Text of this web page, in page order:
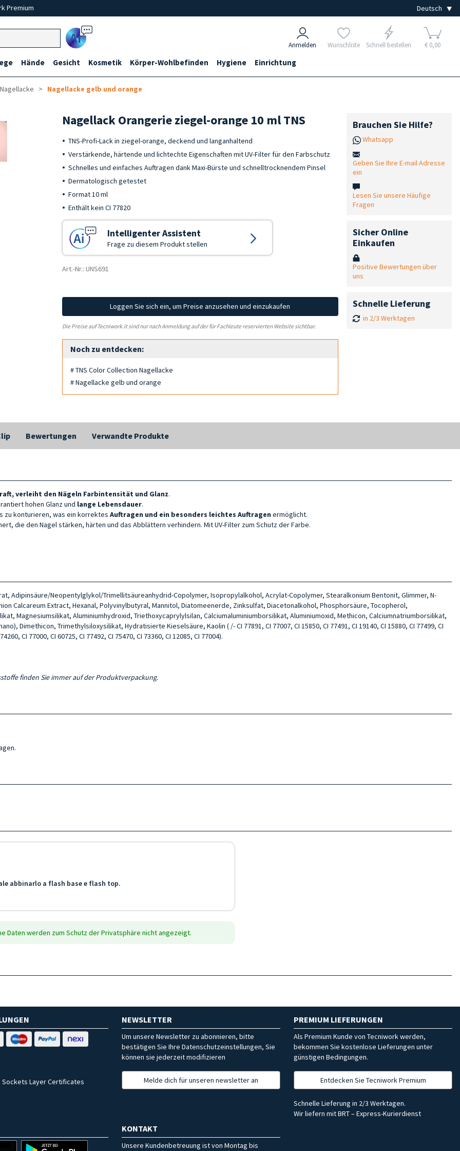
Premium
Ai Anmelden Wunschliste Schnell bestellen € 0,00
Hände Gesicht Kosmetik Körper-Wohlbefinden Hygiene Einrichtung
Nagellacke gelb und orange
Nagellack Orangerie ziegel-orange 10 ml TNS
TNS-Profi-Lack in ziegel-orange, deckend und langanhaltend
Verstärkende, härtende und lichtechte Eigenschaften mit UV-Filter für den Farbschutz
Schnelles und einfaches Auftragen dank Maxi-Bürste und schnelltrocknendem Pinsel
Dermatologisch getestet
Format 10 ml
Enthält kein CI 77820
Intelligenter Assistent
Frage zu diesem Produkt stellen
Art.-Nr.: UNS691
Loggen Sie sich ein, um Preise anzusehen und einzukaufen
Die Preise auf Tecniwork.it sind nur nach Anmeldung auf der für Fachleute reservierten Website sichtbar.
Noch zu entdecken:
# TNS Color Collection Nagellacke
# Nagellacke gelb und orange
Brauchen Sie Hilfe?
Whatsapp
Geben Sie Ihre E-mail Adresse
ein
Lesen Sie unsere Häufige
Fragen
Sicher Online
Einkaufen
Positive Bewertungen über
uns
Schnelle Lieferung
in 2/3 Werktagen
Bewertungen Verwandte Produkte
verleiht den Nägeln Farbintensität und Glanz.
hohen Glanz und lange Lebensdauer.
zu konturieren, was ein korrektes Auftragen und ein besonders leichtes Auftragen ermöglicht.
die den Nagel stärken, härten und das Abblättern verhindern. Mit UV-Filter zum Schutz der Farbe.
Adipinsäure/Neopentylglykol/Trimellitsäureanhydrid-Copolymer, Isopropylalkohol, Acrylat-Copolymer, Stearalkonium Bentonit, Glimmer, N-
Calcareum Extract, Hexanal, Polyvinylbutyral, Mannitol, Diatomeenerde, Zinksulfat, Diacetonalkohol, Phosphorsäure, Tocopherol,
Magnesiumsilikat, Aluminiumhydroxid, Triethoxycaprylylsilan, Calciumaluminiumborsilikat, Aluminiumoxid, Methicon, Calciumnatriumborsilikat,
Dimethicon, Trimethylsiloxysilikat, Hydratisierte Kieselsäure, Kaolin ( /- CI 77891, CI 77007, CI 15850, CI 77491, CI 19140, CI 15880, CI 77499, CI
CI 77000, CI 60725, CI 77492, CI 75470, CI 73360, CI 12085, CI 77004).
finden Sie immer auf der Produktverpackung.
abbinarlo a flash base e flash top.
Daten werden zum Schutz der Privatsphäre nicht angezeigt.
Sockets Layer Certificates
NEWSLETTER
Um unsere Newsletter zu abonnieren, bitte
bestätigen Sie Ihre Datenschutzeinstellungen, Sie
können sie jederzeit modifizieren
Melde dich für unseren newsletter an
PREMIUM LIEFERUNGEN
Als Premium Kunde von Tecniwork werden,
bekommen Sie kostenlose Lieferungen unter
günstigen Bedingungen.
Entdecken Sie Tecniwork Premium
Schnelle Lieferung in 2/3 Werktagen.
Wir liefern mit BRT – Express-Kurierdienst
KONTAKT
Unsere Kundenbetreuung ist von Montag bis